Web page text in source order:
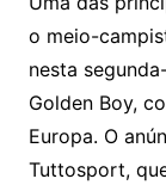
o meio-
nesta
Golden Boy,
Europa. O
Tuttosport,